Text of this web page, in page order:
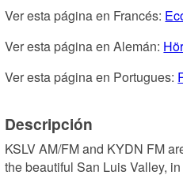
Ver esta página en Francés:
Ver esta página en Alemán:
Ver esta página en Portugues:
Descripción
KSLV AM/FM and KYDN FM
the beautiful San Luis Valley,